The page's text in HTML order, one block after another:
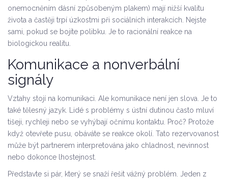
onemocněním dásní způsobeným plakem) mají nižší kvalitu
života a častěji trpí úzkostmi při sociálních interakcích. Nejste
sami, pokud se bojíte polibku. Je to racionální reakce na
biologickou realitu.
Komunikace a nonverbální
signály
Vztahy stojí na komunikaci. Ale komunikace není jen slova. Je to
také tělesný jazyk. Lidé s problémy s ústní dutinou často mluví
tišeji, rychleji nebo se vyhýbají očnímu kontaktu. Proč? Protože
když otevřete pusu, obáváte se reakce okolí. Tato rezervovanost
může být partnerem interpretována jako chladnost, nevinnost
nebo dokonce lhostejnost.
Představte si pár, který se snaží řešit vážný problém. Jeden z